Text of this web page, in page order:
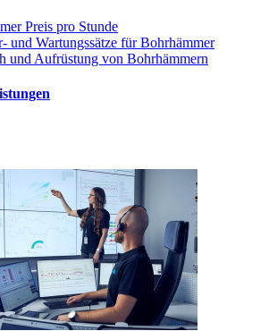
Preis pro Stunde
und Wartungssätze für Bohrhämmer
und Aufrüstung von Bohrhämmern